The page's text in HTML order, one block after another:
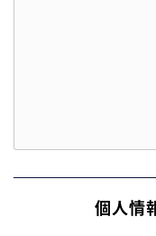
個人情